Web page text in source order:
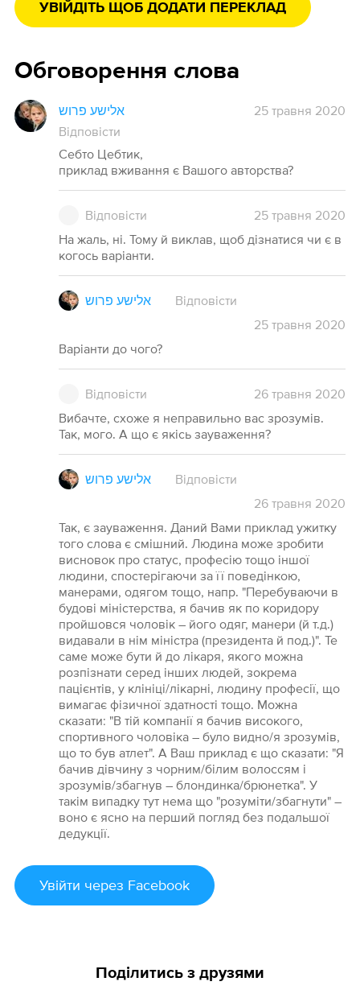
УВІЙДІТЬ ЩОБ ДОДАТИ ПЕРЕКЛАД
Обговорення слова
אלישע פרוש
25 травня 2020
Відповісти
Себто Цебтик,
приклад вживання є Вашого авторства?
Відповісти 25травня 2020
На жаль, ні. Тому й виклав, щоб дізнатися чи є в
когось варіанти.
אלישע פרוש
Відповісти
25травня 2020
Варіанти до чого?
Відповісти 26травня 2020
Вибачте, схоже я неправильно вас зрозумів.
Так, мого. А що є якісь зауваження?
אלישע פרוש
Відповісти
26травня 2020
Так, є зауваження. Даний Вами приклад ужитку
того слова є смішний. Людина може зробити
висновок про статус, професію тощо іншої
людини, спостерігаючи за її поведінкою,
манерами, одягом тощо, напр. "Перебуваючи в
будові міністерства, я бачив як по коридору
пройшовся чоловік – його одяг, манери (й т.д.)
видавали в нім міністра (президента й под.)". Те
саме може бути й до лікаря, якого можна
розпізнати серед інших людей, зокрема
пацієнтів, у клініці/лікарні, людину професії, що
вимагає фізичної здатності тощо. Можна
сказати: "В тій компанії я бачив високого,
спортивного чоловіка – було видно/я зрозумів,
що то був атлет". А Ваш приклад є що сказати: "Я
бачив дівчину з чорним/білим волоссям і
зрозумів/збагнув – блондинка/брюнетка". У
такім випадку тут нема що "розуміти/збагнути" –
воно є ясно на перший погляд без подальшої
дедукції.
Увійти через Facebook
Поділитись з друзями